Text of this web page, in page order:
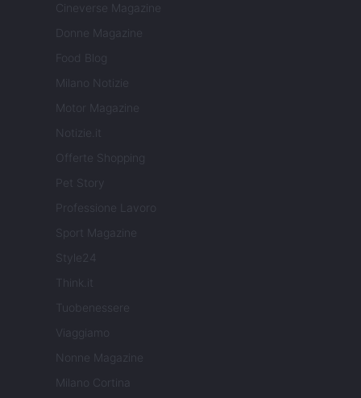
Cineverse Magazine
Donne Magazine
Food Blog
Milano Notizie
Motor Magazine
Notizie.it
Offerte Shopping
Pet Story
Professione Lavoro
Sport Magazine
Style24
Think.it
Tuobenessere
Viaggiamo
Nonne Magazine
Milano Cortina